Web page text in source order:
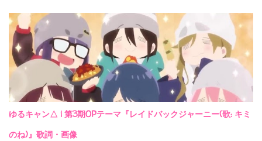
ゆるキャン△ | 第3期OPテーマ『レイドバックジャーニー(歌: キミ
のね)』歌詞・画像